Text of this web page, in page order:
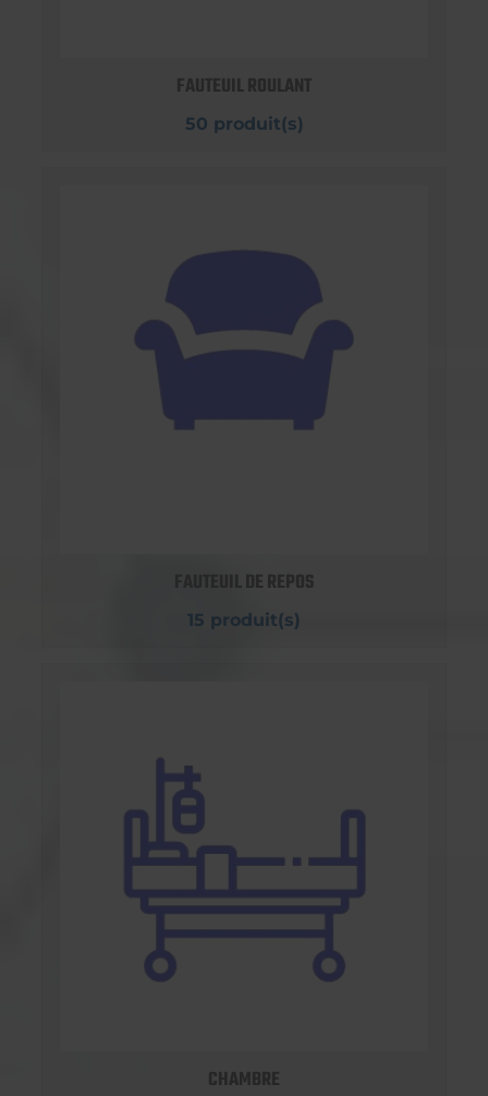
FAUTEUIL ROULANT
50 produit(s)
FAUTEUIL DE REPOS
15 produit(s)
CHAMBRE